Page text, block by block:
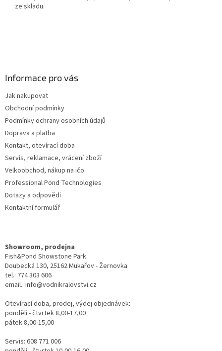
ze skladu.
Informace pro vás
Jak nakupovat
Obchodní podmínky
Podmínky ochrany osobních údajů
Doprava a platba
Kontakt, otevírací doba
Servis, reklamace, vrácení zboží
Velkoobchod, nákup na ičo
Professional Pond Technologies
Dotazy a odpovědi
Kontaktní formulář
Showroom, prodejna
Fish&Pond Showstone Park
Doubecká 130, 25162 Mukařov - Žernovka
tel.: 774 303 606
email.: info@vodnikralovstvi.cz
Otevírací doba, prodej, výdej objednávek:
pondělí - čtvrtek 8,00-17,00
pátek 8,00-15,00
Servis: 608 771 006